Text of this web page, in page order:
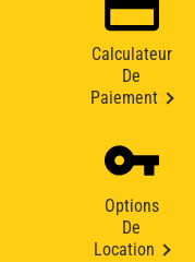
Calculateur
De
Paiement
Options
De
Location